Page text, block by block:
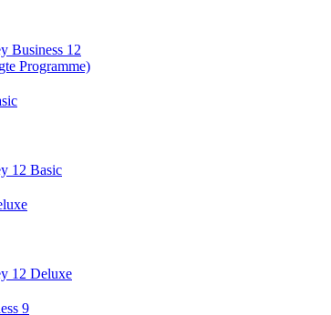
Business 12
Programme)
12 Basic
12 Deluxe
9